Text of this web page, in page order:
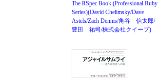
The RSpec Book (Professional Ruby
Series)(David Chelimsky/Dave
Astels/Zach Dennis/角谷 信太郎/
豊田 祐司/株式会社クイープ)